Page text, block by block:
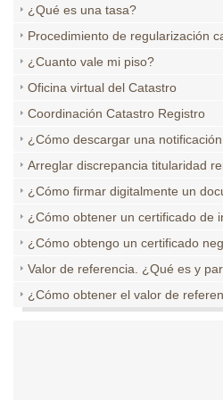
¿Qué es una tasa?
Procedimiento de regularización
¿Cuanto vale mi piso?
Oficina virtual del Catastro
Coordinación Catastro Registro
¿Cómo descargar una
Arreglar discrepancia titularidad
¿Cómo firmar digitalmente un
¿Cómo obtener un certificado de
¿Cómo obtengo un certificado
Valor de referencia. ¿Qué es y
¿Cómo obtener el valor de